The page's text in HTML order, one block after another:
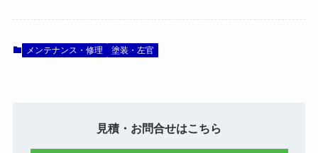
メンテナンス・修理 塗装・左官
見積・お問合せはこちら